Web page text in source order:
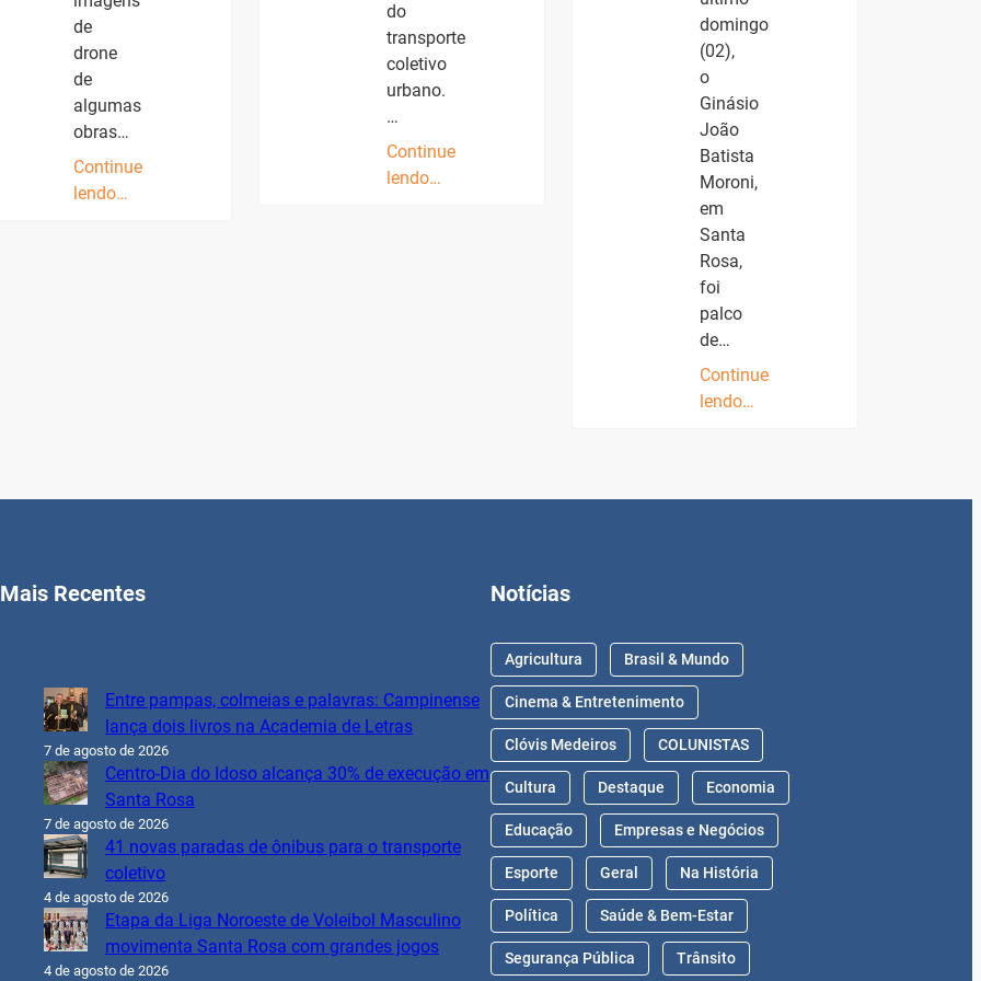
de
drone
de
algumas
obras…
Continue
lendo…
do
transporte
coletivo
urbano.
…
Continue
lendo…
domingo
(02),
o
Ginásio
João
Batista
Moroni,
em
Santa
Rosa,
foi
palco
de…
Continue
lendo…
Mais Recentes
Entre pampas, colmeias e palavras: Campinense
lança dois livros na Academia de Letras
7 de agosto de 2026
Centro-Dia do Idoso alcança 30% de execução em
Santa Rosa
7 de agosto de 2026
41 novas paradas de ônibus para o transporte
coletivo
4 de agosto de 2026
Etapa da Liga Noroeste de Voleibol Masculino
movimenta Santa Rosa com grandes jogos
4 de agosto de 2026
Notícias
Agricultura Brasil & Mundo
Cinema & Entretenimento
Clóvis Medeiros COLUNISTAS
Cultura Destaque Economia
Educação Empresas e Negócios
Esporte Geral Na História
Política Saúde & Bem-Estar
Segurança Pública Trânsito